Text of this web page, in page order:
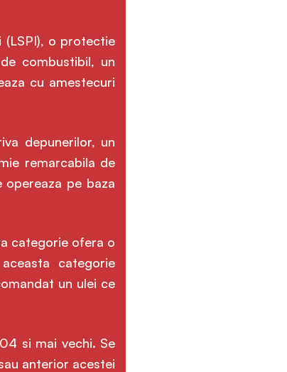
o protectie
combustibil, un
cu amestecuri
depunerilor, un
remarcabila de
pe baza
categorie ofera o
categorie
un ulei ce
si mai vechi. Se
anterior acestei